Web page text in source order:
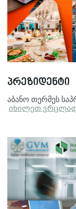
პრეზიდენტი
აბანო თერმეს
იხილეთ